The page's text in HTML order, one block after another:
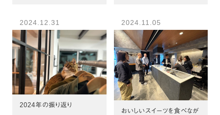
2024.12.31
2024年の振り返り
2024.11.05
おいしいスイーツを食べなが